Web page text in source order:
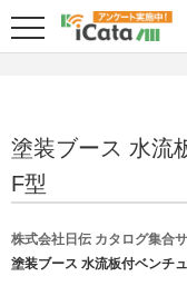
塗装ブース 水流
F型
株式会社日伝 カタログ集合
塗装ブース 水流板付ベンチ